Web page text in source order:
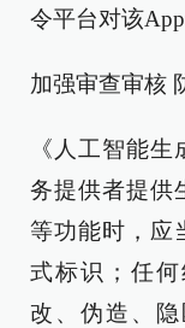
令平台对该
加强审查审核
《人工智能
务提供者提供
等功能时，应
式标识；任
改、伪造、